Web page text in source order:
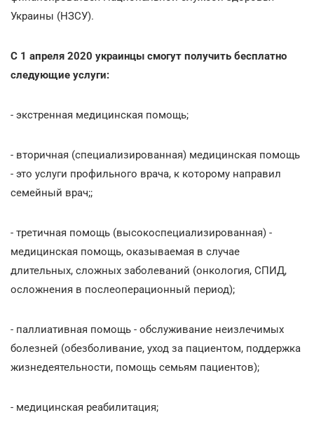
Украины (НЗСУ).
С 1 апреля 2020 украинцы смогут получить бесплатно
следующие услуги:
- экстренная медицинская помощь;
- вторичная (специализированная) медицинская помощь
- это услуги профильного врача, к которому направил
семейный врач;;
- третичная помощь (высокоспециализированная) -
медицинская помощь, оказываемая в случае
длительных, сложных заболеваний (онкология, СПИД,
осложнения в послеоперационный период);
- паллиативная помощь - обслуживание неизлечимых
болезней (обезболивание, уход за пациентом, поддержка
жизнедеятельности, помощь семьям пациентов);
- медицинская реабилитация;